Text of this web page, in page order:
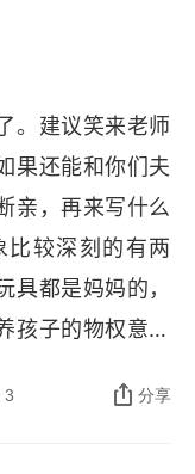
。建议笑来老师
果还能和你们夫
亲，再来写什么
比较深刻的有两
具都是妈妈的，
孩子的物权意识
极大地造成儿童
3 分享